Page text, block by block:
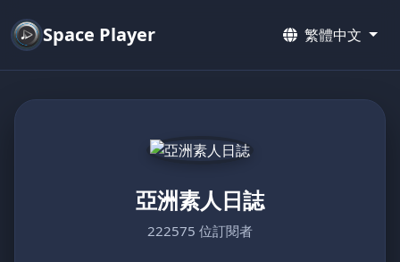
Space Player 繁體中文
亞洲素人日誌
222575 位訂閱者